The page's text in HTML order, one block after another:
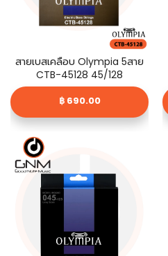
สายเบสเคลือบ Olympia 5สาย
CTB-45128 45/128
฿ 690.00